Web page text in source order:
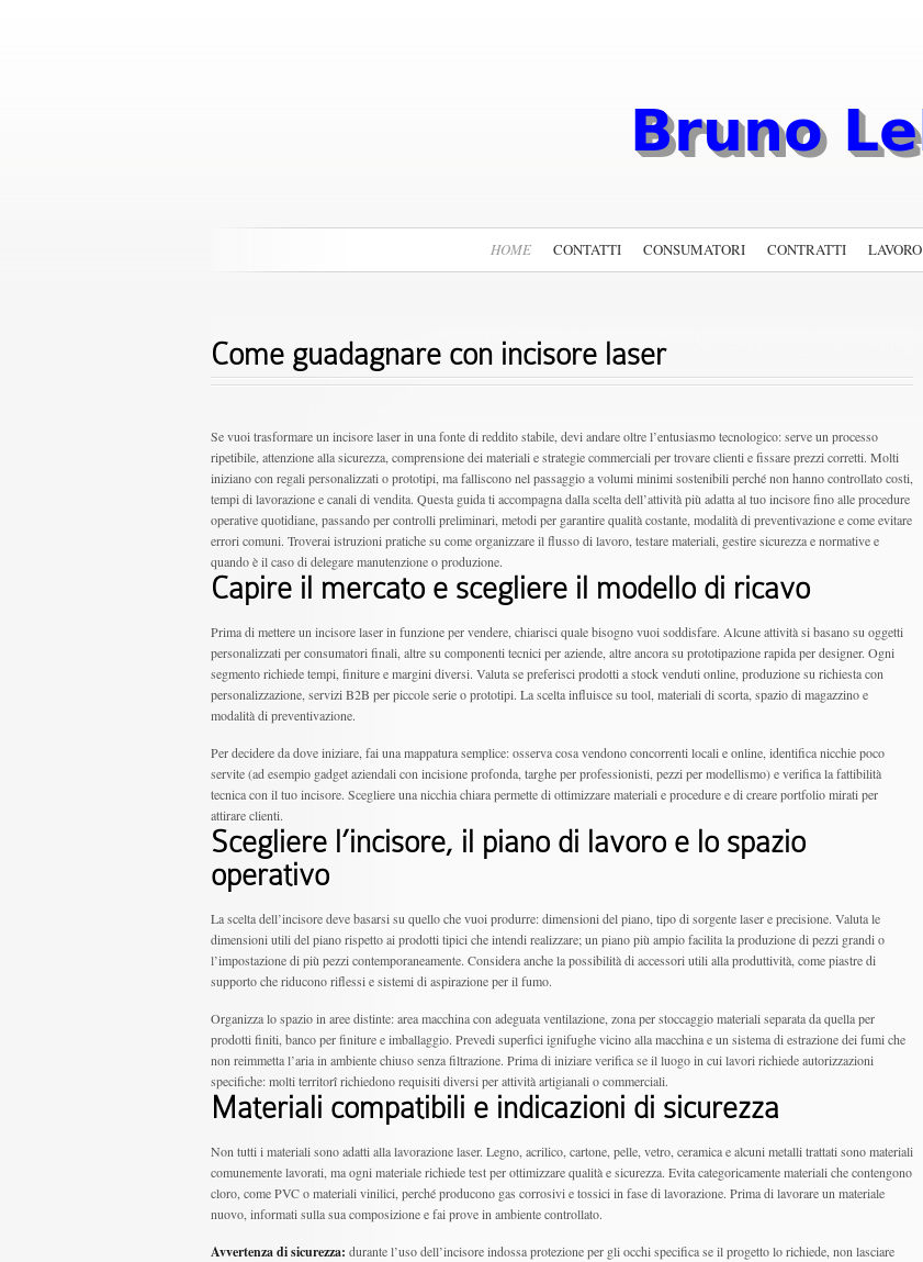
HOME CONTATTI CONSUMATORI CONTRATTI LAVORO
Come guadagnare con incisore laser​​
Se vuoi trasformare un incisore laser in una fonte di reddito stabile, devi andare oltre l’entusiasmo tecnologico: serve un processo
ripetibile, attenzione alla sicurezza, comprensione dei materiali e strategie commerciali per trovare clienti e fissare prezzi corretti. Molti
iniziano con regali personalizzati o prototipi, ma falliscono nel passaggio a volumi minimi sostenibili perché non hanno controllato costi,
tempi di lavorazione e canali di vendita. Questa guida ti accompagna dalla scelta dell’attività più adatta al tuo incisore fino alle procedure
operative quotidiane, passando per controlli preliminari, metodi per garantire qualità costante, modalità di preventivazione e come evitare
errori comuni. Troverai istruzioni pratiche su come organizzare il flusso di lavoro, testare materiali, gestire sicurezza e normative e
quando è il caso di delegare manutenzione o produzione.
Capire il mercato e scegliere il modello di ricavo
Prima di mettere un incisore laser in funzione per vendere, chiarisci quale bisogno vuoi soddisfare. Alcune attività si basano su oggetti
personalizzati per consumatori finali, altre su componenti tecnici per aziende, altre ancora su prototipazione rapida per designer. Ogni
segmento richiede tempi, finiture e margini diversi. Valuta se preferisci prodotti a stock venduti online, produzione su richiesta con
personalizzazione, servizi B2B per piccole serie o prototipi. La scelta influisce su tool, materiali di scorta, spazio di magazzino e
modalità di preventivazione.
Per decidere da dove iniziare, fai una mappatura semplice: osserva cosa vendono concorrenti locali e online, identifica nicchie poco
servite (ad esempio gadget aziendali con incisione profonda, targhe per professionisti, pezzi per modellismo) e verifica la fattibilità
tecnica con il tuo incisore. Scegliere una nicchia chiara permette di ottimizzare materiali e procedure e di creare portfolio mirati per
attirare clienti.
Scegliere l’incisore, il piano di lavoro e lo spazio
operativo
La scelta dell’incisore deve basarsi su quello che vuoi produrre: dimensioni del piano, tipo di sorgente laser e precisione. Valuta le
dimensioni utili del piano rispetto ai prodotti tipici che intendi realizzare; un piano più ampio facilita la produzione di pezzi grandi o
l’impostazione di più pezzi contemporaneamente. Considera anche la possibilità di accessori utili alla produttività, come piastre di
supporto che riducono riflessi e sistemi di aspirazione per il fumo.
Organizza lo spazio in aree distinte: area macchina con adeguata ventilazione, zona per stoccaggio materiali separata da quella per
prodotti finiti, banco per finiture e imballaggio. Prevedi superfici ignifughe vicino alla macchina e un sistema di estrazione dei fumi che
non reimmetta l’aria in ambiente chiuso senza filtrazione. Prima di iniziare verifica se il luogo in cui lavori richiede autorizzazioni
specifiche: molti territorî richiedono requisiti diversi per attività artigianali o commerciali.
Materiali compatibili e indicazioni di sicurezza
Non tutti i materiali sono adatti alla lavorazione laser. Legno, acrilico, cartone, pelle, vetro, ceramica e alcuni metalli trattati sono materiali
comunemente lavorati, ma ogni materiale richiede test per ottimizzare qualità e sicurezza. Evita categoricamente materiali che contengono
cloro, come PVC o materiali vinilici, perché producono gas corrosivi e tossici in fase di lavorazione. Prima di lavorare un materiale
nuovo, informati sulla sua composizione e fai prove in ambiente controllato.
Avvertenza di sicurezza: durante l’uso dell’incisore indossa protezione per gli occhi specifica se il progetto lo richiede, non lasciare